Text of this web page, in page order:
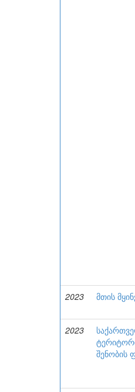
2023
მთის
2023
შენობის